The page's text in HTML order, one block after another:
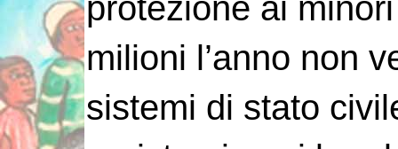
milioni l’anno non
sistemi di stato